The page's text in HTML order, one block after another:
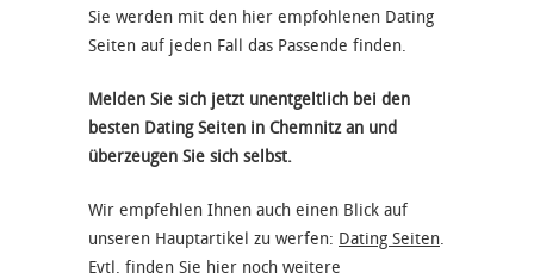
Sie werden mit den hier empfohlenen Dating
Seiten auf jeden Fall das Passende finden.
Melden Sie sich jetzt unentgeltlich bei den
besten Dating Seiten in Chemnitz an und
überzeugen Sie sich selbst.
Wir empfehlen Ihnen auch einen Blick auf
unseren Hauptartikel zu werfen: Dating Seiten.
Evtl. finden Sie hier noch weitere